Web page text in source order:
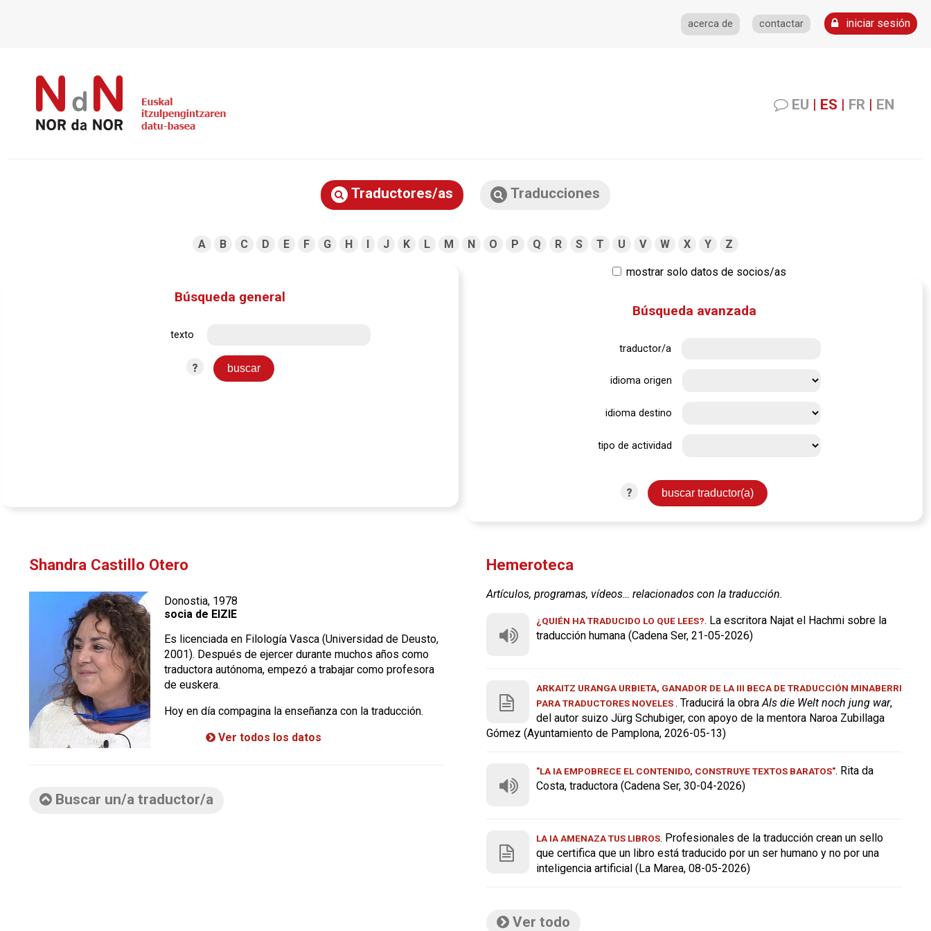
acerca de contactar iniciar sesión
EU | ES | FR | EN
Traductores/as Traducciones
A B C D E F G H I J K L M N O P Q R S T U V W X Y Z
mostrar solo datos de socios/as
Búsqueda general
texto
?
Búsqueda avanzada
traductor/a
idioma origen
idioma destino
tipo de actividad
?
Shandra Castillo Otero
Donostia, 1978
socia de EIZIE
Es licenciada en Filología Vasca (Universidad de Deusto,
2001). Después de ejercer durante muchos años como
traductora autónoma, empezó a trabajar como profesora
de euskera.
Hoy en día compagina la enseñanza con la traducción.
Ver todos los datos
Buscar un/a traductor/a
Hemeroteca
Artículos, programas, vídeos… relacionados con la traducción.
¿QUIÉN HA TRADUCIDO LO QUE LEES?. La escritora Najat el Hachmi sobre la
traducción humana (Cadena Ser, 21-05-2026)
ARKAITZ URANGA URBIETA, GANADOR DE LA III BECA DE TRADUCCIÓN MINABERRI
PARA TRADUCTORES NOVELES . Traducirá la obra Als die Welt noch jung war,
del autor suizo Jürg Schubiger, con apoyo de la mentora Naroa Zubillaga
Gómez (Ayuntamiento de Pamplona, 2026-05-13)
"LA IA EMPOBRECE EL CONTENIDO, CONSTRUYE TEXTOS BARATOS". Rita da
Costa, traductora (Cadena Ser, 30-04-2026)
LA IA AMENAZA TUS LIBROS. Profesionales de la traducción crean un sello
que certifica que un libro está traducido por un ser humano y no por una
inteligencia artificial (La Marea, 08-05-2026)
Ver todo